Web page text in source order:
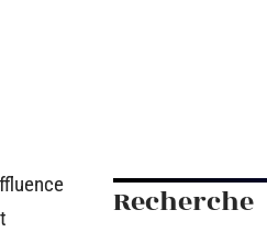
Recherche